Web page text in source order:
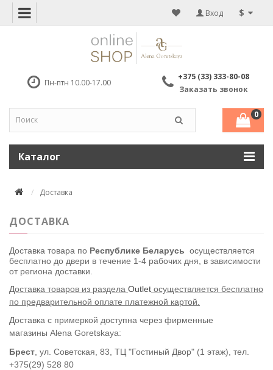
$
Вход
Пн-птн 10.00-17.00
+375 (33) 333-80-08
Заказать звонок
0
Каталог
Доставка
ДОСТАВКА
Доставка товара по Республике Беларусь осуществляется
бесплатно до двери в течение 1-4 рабочих дня, в зависимости
от региона доставки.
Доставка товаров из раздела Outlet осуществляется бесплатно
по предварительной оплате платежной картой.
Доставка с примеркой доступна через фирменные
магазины Alena Goretskaya:
Брест , ул. Советская, 83, ТЦ "Гостиный Двор" (1 этаж), тел.
+375(29) 528 80